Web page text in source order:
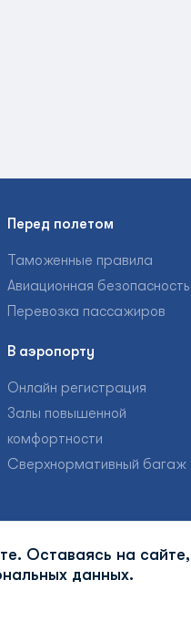
Оставаясь на
данных.
Перед полетом
Таможенные правила
Авиационная безопасность
Перевозка пассажиров
В аэропорту
Онлайн регистрация
Залы повышенной
комфортности
Сверхнормативный багаж